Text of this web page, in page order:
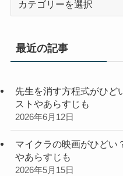
リ
最近の記事
先生を消す方程式がひど
ストやあらすじも
2026年6月12日
マイクラの映画がひどい
やあらすじも
2026年5月15日